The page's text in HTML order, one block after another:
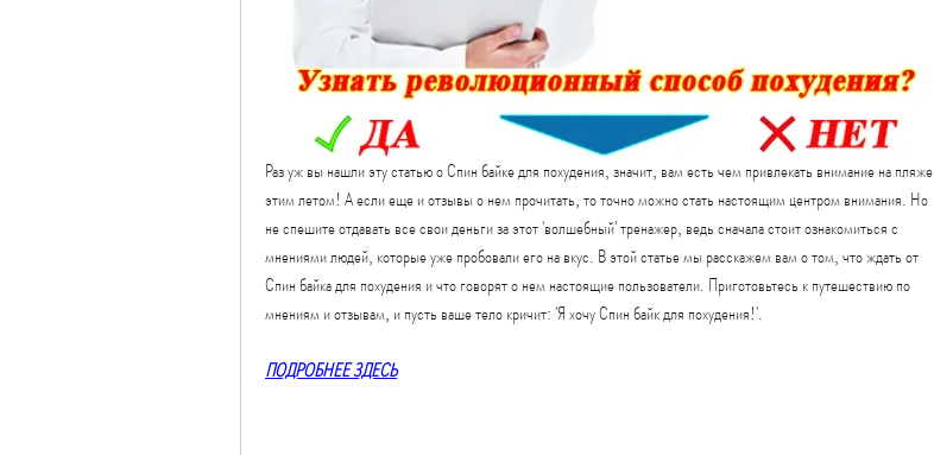
Раз уж вы нашли эту статью о Спин байке для похудения, значит, вам есть чем привлекать внимание на пляже
этим летом! А если еще и отзывы о нем прочитать, то точно можно стать настоящим центром внимания. Но
не спешите отдавать все свои деньги за этот 'волшебный' тренажер, ведь сначала стоит ознакомиться с
мнениями людей, которые уже пробовали его на вкус. В этой статье мы расскажем вам о том, что ждать от
Спин байка для похудения и что говорят о нем настоящие пользователи. Приготовьтесь к путешествию по
мнениям и отзывам, и пусть ваше тело кричит: 'Я хочу Спин байк для похудения!'.
ПОДРОБНЕЕ ЗДЕСЬ